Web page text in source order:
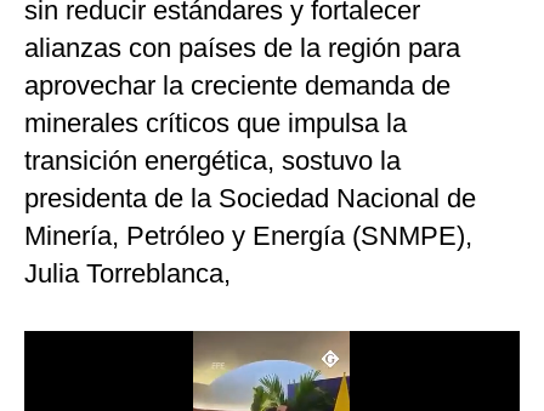
Mix
G de Gestión
Podcast
Gestión TV
sin reducir estándares y fortalecer
alianzas con países de la región para
aprovechar la creciente demanda de
minerales críticos que impulsa la
transición energética, sostuvo la
presidenta de la Sociedad Nacional de
Minería, Petróleo y Energía (SNMPE),
Julia Torreblanca,